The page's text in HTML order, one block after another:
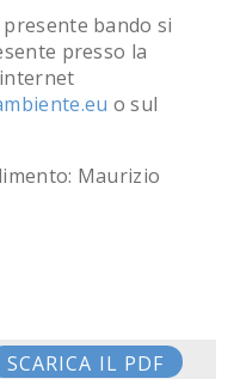
bando si
presso la
o sul
Maurizio
SCARICA IL PDF